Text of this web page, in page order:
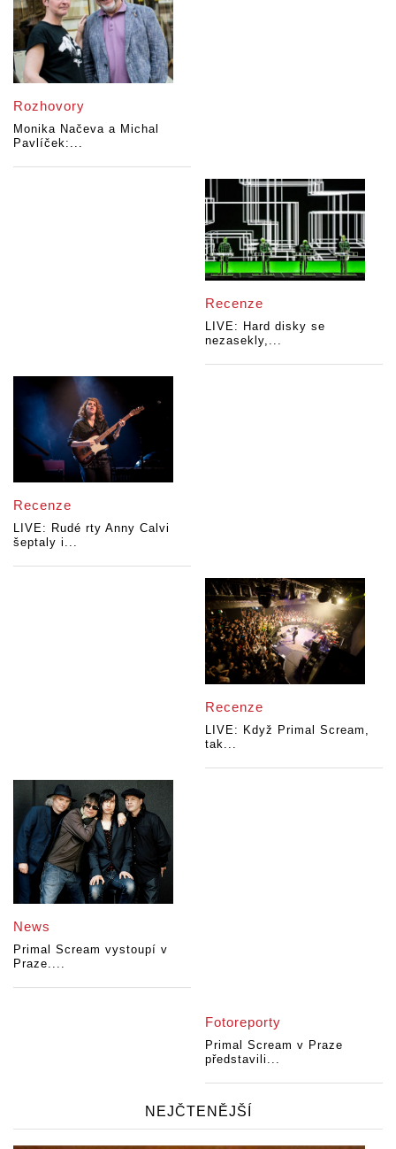
Rozhovory
Monika Načeva a Michal
Pavlíček:...
Recenze
LIVE: Hard disky se
nezasekly,...
Recenze
LIVE: Rudé rty Anny Calvi
šeptaly i...
Recenze
LIVE: Když Primal Scream,
tak...
News
Primal Scream vystoupí v
Praze....
Fotoreporty
Primal Scream v Praze
představili...
NEJČTENĚJŠÍ